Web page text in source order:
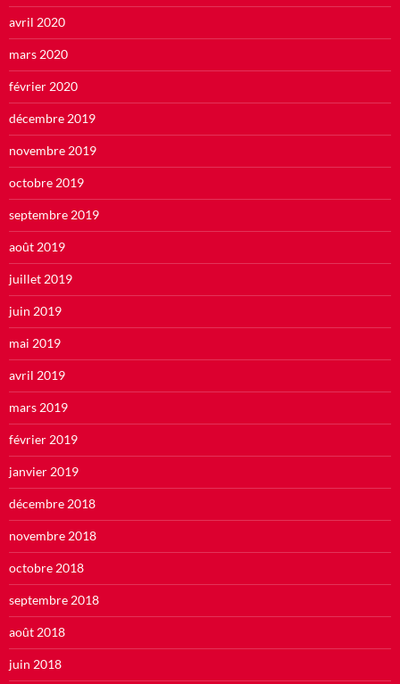
avril 2020
mars 2020
février 2020
décembre 2019
novembre 2019
octobre 2019
septembre 2019
août 2019
juillet 2019
juin 2019
mai 2019
avril 2019
mars 2019
février 2019
janvier 2019
décembre 2018
novembre 2018
octobre 2018
septembre 2018
août 2018
juin 2018